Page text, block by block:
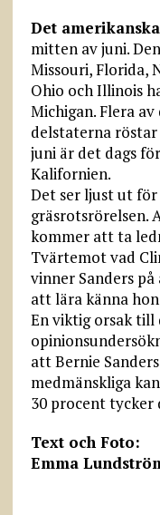
Det amerikanska
mitten av juni.
Missouri, Florida,
Ohio och Illinois
Michigan. Flera
delstaterna röstar
juni är det dags
Kalifornien.
Det ser ljust ut för
gräsrotsrörelsen.
kommer att ta
Tvärtemot vad
vinner Sanders
att lära känna
En viktig orsak till
att Bernie
medmänskliga
30 procent tycker
Text och Foto:
Emma